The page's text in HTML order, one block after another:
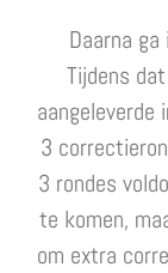
Daarna
Tijdens
3
3 rondes
te komen,
om extra